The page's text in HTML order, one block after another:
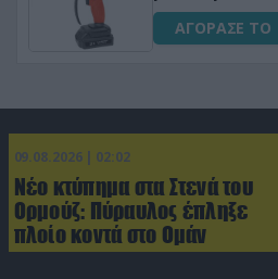
ΑΓΟΡΑΣΕ ΤΟ
09.08.2026 | 02:02
Νέο κτύπημα στα Στενά του
Ορμούζ: Πύραυλος έπληξε
πλοίο κοντά στο Ομάν